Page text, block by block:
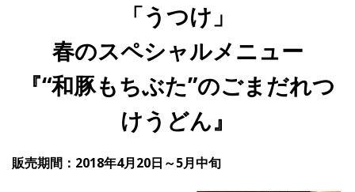
Wedding
IR
「うつけ」
春のスペシャルメニュー
『“和豚もちぶた”のごまだれつ
けうどん』
販売期間：2018年4月20日～5月中旬